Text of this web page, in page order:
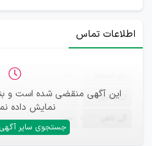
اطلاعات تماس
این آگهی منقضی شده است و
نمایش داده
جستجوی سایر
ایمیل —
—